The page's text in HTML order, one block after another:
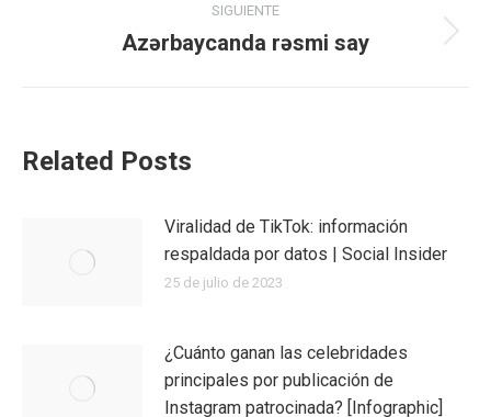
SIGUIENTE
Publicación
Azərbaycanda rəsmi say
Related Posts
Viralidad de TikTok: información
respaldada por datos | Social Insider
25 de julio de 2023
¿Cuánto ganan las celebridades
principales por publicación de
Instagram patrocinada? [Infographic]